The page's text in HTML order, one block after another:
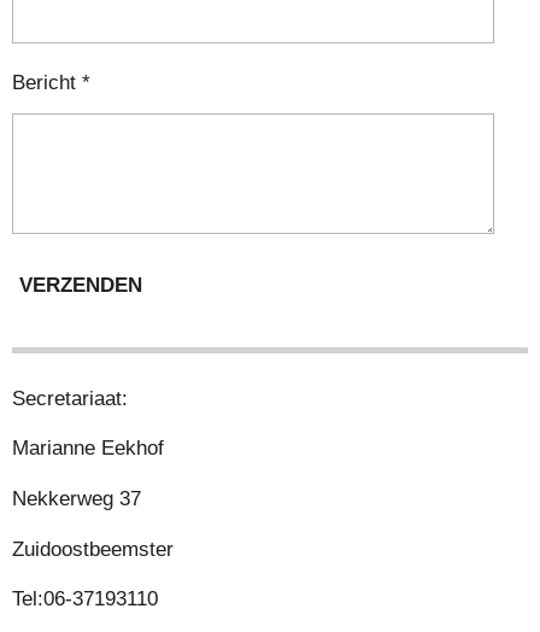
Bericht *
VERZENDEN
Secretariaat:
Marianne Eekhof
Nekkerweg 37
Zuidoostbeemster
Tel:06-37193110